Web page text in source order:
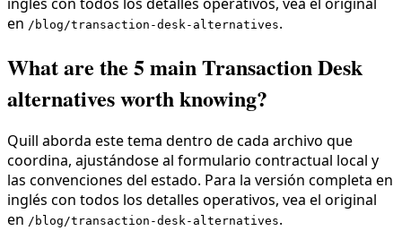
en /blog/transaction-desk-alternatives.
What are the 5 main Transaction Desk
alternatives worth knowing?
Quill aborda este tema dentro de cada archivo que
coordina, ajustándose al formulario contractual local y
las convenciones del estado. Para la versión completa en
inglés con todos los detalles operativos, vea el original
en /blog/transaction-desk-alternatives.